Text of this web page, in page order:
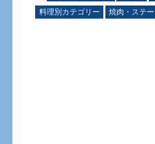
料理別カテゴリー 焼肉・ステ